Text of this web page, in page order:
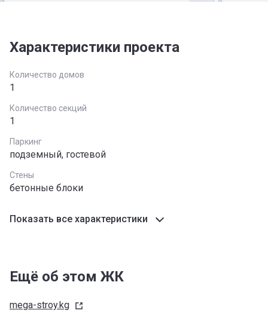
Характеристики проекта
Количество домов
1
Количество секций
1
Паркинг
подземный, гостевой
Стены
бетонные блоки
Показать все характеристики
Ещё об этом ЖК
mega-stroy.kg